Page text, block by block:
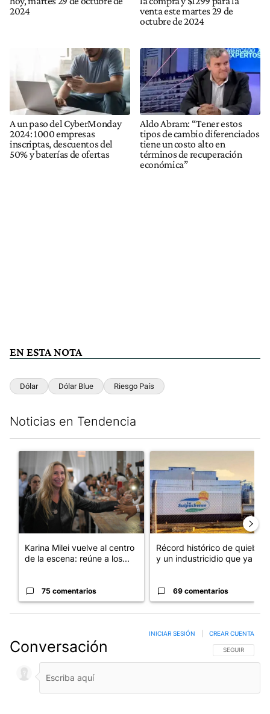
2024
venta este martes 29 de
octubre de 2024
A un paso del CyberMonday
2024: 1000 empresas
inscriptas, descuentos del
50% y baterías de ofertas
Aldo Abram: “Tener estos
tipos de cambio diferenciados
tiene un costo alto en
términos de recuperación
económica”
EN ESTA NOTA
Dólar Dólar Blue Riesgo País
Noticias en Tendencia
Un artículo de tendencia con el título "Karina Milei vuelve al
Karina Milei vuelve al centro
de la escena: reúne a los...
75 comentarios
Récord histórico de quiebras
y un industricidio que ya ...
69 comentarios
Conversación SIGA ESTA
SEGUIR
INICIAR SESIÓN CREAR CUENTA